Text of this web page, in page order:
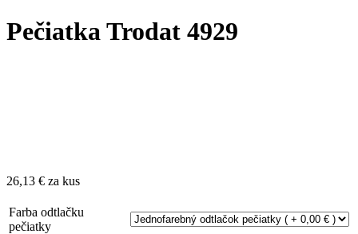
Pečiatka Trodat 4929
26,13 € za kus
Farba odtlačku
pečiatky